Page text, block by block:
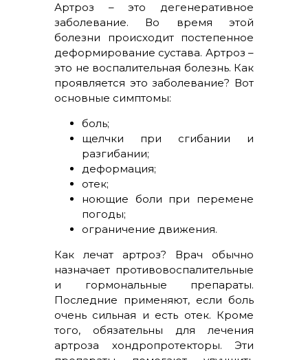
Артроз – это дегенеративное
заболевание. Во время этой
болезни происходит постепенное
деформирование сустава. Артроз –
это не воспалительная болезнь. Как
проявляется это заболевание? Вот
основные симптомы:
боль;
щелчки при сгибании и
разгибании;
деформация;
отек;
ноющие боли при перемене
погоды;
ограничение движения.
Как лечат артроз? Врач обычно
назначает противовоспалительные
и гормональные препараты.
Последние применяют, если боль
очень сильная и есть отек. Кроме
того, обязательны для лечения
артроза хондропротекторы. Эти